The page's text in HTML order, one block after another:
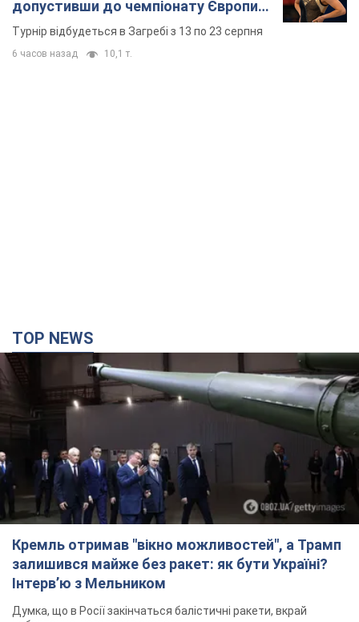
допустивши до чемпіонату Європи
основних спортсменів
Турнір відбудеться в Загребі з 13 по 23 серпня
6 часов назад 10,1 т.
TOP NEWS
Кремль отримав "вікно можливостей", а Трамп
залишився майже без ракет: як бути Україні?
Інтерв’ю з Мельником
Думка, що в Росії закінчаться балістичні ракети, вкрай